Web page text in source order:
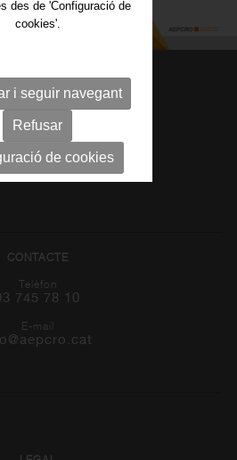
C/ Indústria 16,
Plaça Miquel Crusafont)
Sabadell, Barcelona
CONTACTE
Telèfon
745 78 10
E-mail
des de 'Configuració de
cookies'.
i seguir navegant
Refusar
de cookies